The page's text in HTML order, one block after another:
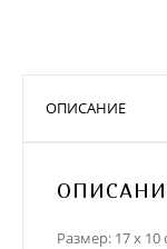
ОПИСАНИЕ
Размер: 17 х 10